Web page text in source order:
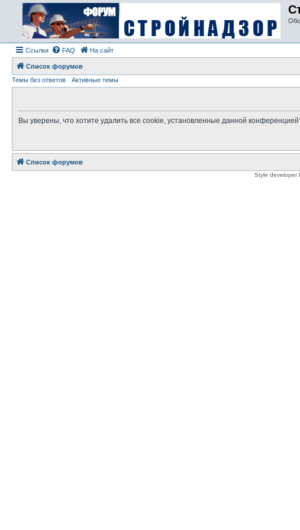
Ссылки FAQ На сайт
Список форумов
Темы без ответов
Активные темы
Вы уверены, что хотите удалить все cookie, установленные данной
Список форумов
Style developer